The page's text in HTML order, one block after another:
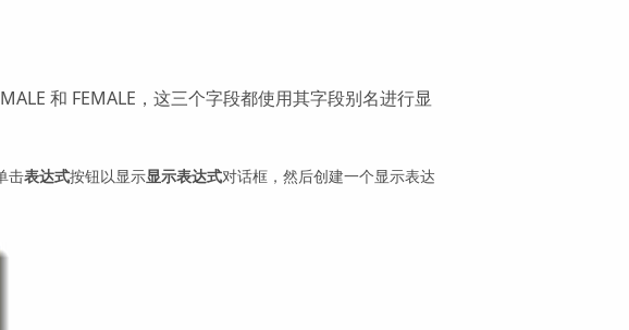
和 FEMALE，这三个字段都使用其字段别名进行显
击表达式按钮以显示显示表达式对话框，然后创建一个显示表达